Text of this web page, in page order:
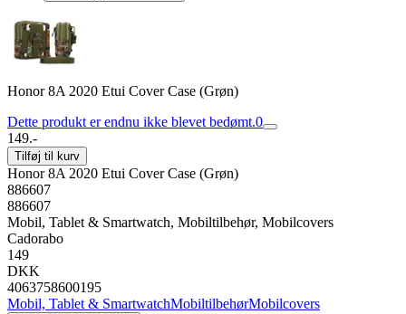
Honor 8A 2020 Etui Cover Case (Grøn)
Dette produkt er endnu ikke blevet bedømt.0
149.-
Tilføj til kurv
Honor 8A 2020 Etui Cover Case (Grøn)
886607
886607
Mobil, Tablet & Smartwatch, Mobiltilbehør, Mobilcovers
Cadorabo
149
DKK
4063758600195
Mobil, Tablet & SmartwatchMobiltilbehørMobilcovers